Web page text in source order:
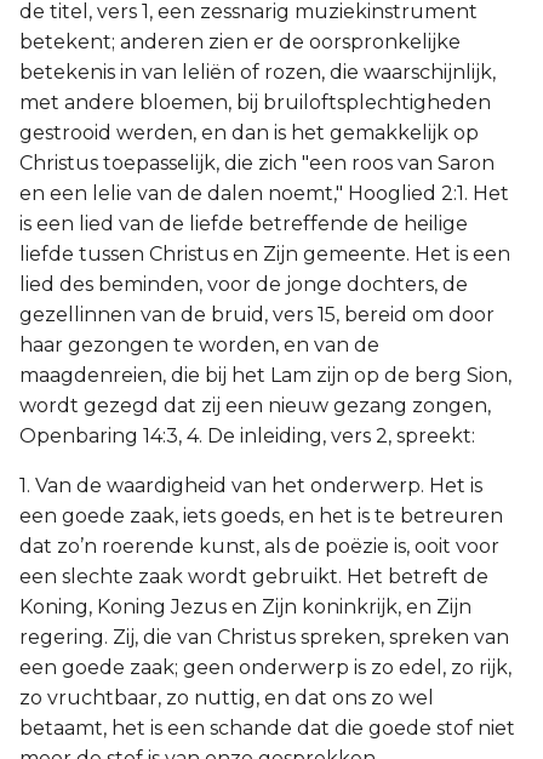
de titel, vers 1, een zessnarig muziekinstrument
betekent; anderen zien er de oorspronkelijke
betekenis in van leliën of rozen, die waarschijnlijk,
met andere bloemen, bij bruiloftsplechtigheden
gestrooid werden, en dan is het gemakkelijk op
Christus toepasselijk, die zich "een roos van Saron
en een lelie van de dalen noemt," Hooglied 2:1. Het
is een lied van de liefde betreffende de heilige
liefde tussen Christus en Zijn gemeente. Het is een
lied des beminden, voor de jonge dochters, de
gezellinnen van de bruid, vers 15, bereid om door
haar gezongen te worden, en van de
maagdenreien, die bij het Lam zijn op de berg Sion,
wordt gezegd dat zij een nieuw gezang zongen,
Openbaring 14:3, 4. De inleiding, vers 2, spreekt:
1. Van de waardigheid van het onderwerp. Het is
een goede zaak, iets goeds, en het is te betreuren
dat zo’n roerende kunst, als de poëzie is, ooit voor
een slechte zaak wordt gebruikt. Het betreft de
Koning, Koning Jezus en Zijn koninkrijk, en Zijn
regering. Zij, die van Christus spreken, spreken van
een goede zaak; geen onderwerp is zo edel, zo rijk,
zo vruchtbaar, zo nuttig, en dat ons zo wel
betaamt, het is een schande dat die goede stof niet